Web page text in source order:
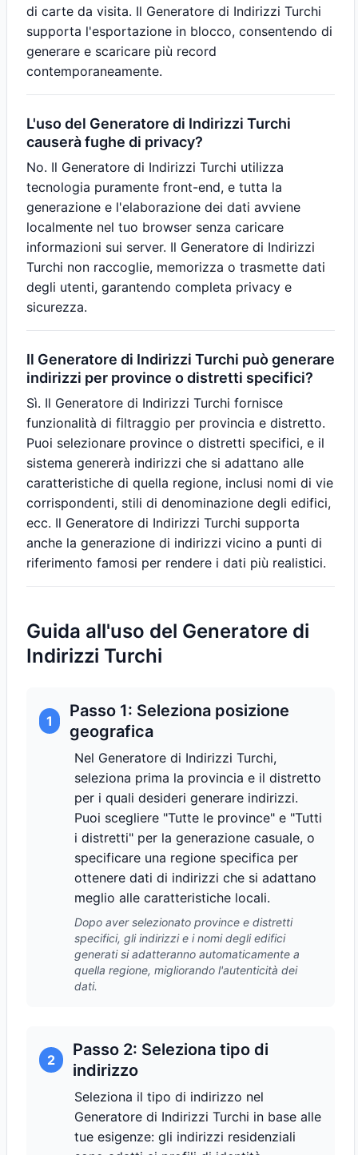
di carte da visita. Il Generatore di Indirizzi Turchi
supporta l'esportazione in blocco, consentendo di
generare e scaricare più record
contemporaneamente.
L'uso del Generatore di Indirizzi Turchi
causerà fughe di privacy?
No. Il Generatore di Indirizzi Turchi utilizza
tecnologia puramente front-end, e tutta la
generazione e l'elaborazione dei dati avviene
localmente nel tuo browser senza caricare
informazioni sui server. Il Generatore di Indirizzi
Turchi non raccoglie, memorizza o trasmette dati
degli utenti, garantendo completa privacy e
sicurezza.
Il Generatore di Indirizzi Turchi può generare
indirizzi per province o distretti specifici?
Sì. Il Generatore di Indirizzi Turchi fornisce
funzionalità di filtraggio per provincia e distretto.
Puoi selezionare province o distretti specifici, e il
sistema genererà indirizzi che si adattano alle
caratteristiche di quella regione, inclusi nomi di vie
corrispondenti, stili di denominazione degli edifici,
ecc. Il Generatore di Indirizzi Turchi supporta
anche la generazione di indirizzi vicino a punti di
riferimento famosi per rendere i dati più realistici.
Guida all'uso del Generatore di
Indirizzi Turchi
1
Passo 1: Seleziona posizione
geografica
Nel Generatore di Indirizzi Turchi,
seleziona prima la provincia e il distretto
per i quali desideri generare indirizzi.
Puoi scegliere "Tutte le province" e "Tutti
i distretti" per la generazione casuale, o
specificare una regione specifica per
ottenere dati di indirizzi che si adattano
meglio alle caratteristiche locali.
Dopo aver selezionato province e distretti
specifici, gli indirizzi e i nomi degli edifici
generati si adatteranno automaticamente a
quella regione, migliorando l'autenticità dei
dati.
2
Passo 2: Seleziona tipo di
indirizzo
Seleziona il tipo di indirizzo nel
Generatore di Indirizzi Turchi in base alle
tue esigenze: gli indirizzi residenziali